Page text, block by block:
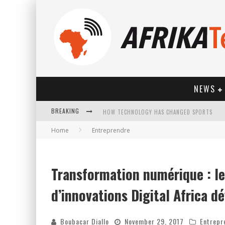
NEWS
BREAKING HOW TECHNOLOGY HAS CHANGED SPORTS
Home Entreprendre
Transformation numérique :
d’innovations Digital Africa
Boubacar Diallo November 29, 2017